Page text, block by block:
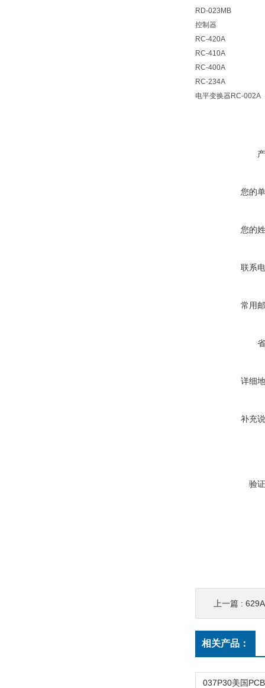
RD-023MB
控制器
RC-420A
RC-410A
RC-400A
RC-234A
电平变换器RC-002A
您的
您的
联系
常用
详细
补充
验
上一篇 :
相关产品：